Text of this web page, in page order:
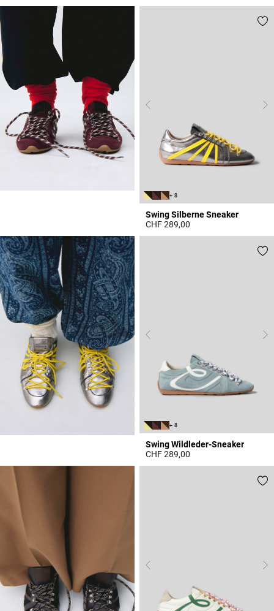
+ 8
Swing Silberne Sneaker
CHF 289,00
+ 8
Swing Wildleder-Sneaker
CHF 289,00
4 out of 5 Customer Rating